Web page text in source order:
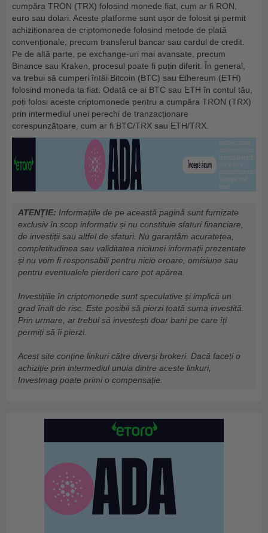
cumpăra TRON (TRX) folosind monede fiat, cum ar fi RON,
euro sau dolari. Aceste platforme sunt ușor de folosit și permit
achiziționarea de criptomonede folosind metode de plată
convenționale, precum transferul bancar sau cardul de credit.
Pe de altă parte, pe exchange-uri mai avansate, precum
Binance sau Kraken, procesul poate fi puțin diferit. În general,
va trebui să cumperi întâi Bitcoin (BTC) sau Ethereum (ETH)
folosind moneda ta fiat. Odată ce ai BTC sau ETH în contul tău,
poți folosi aceste criptomonede pentru a cumpăra TRON (TRX)
prin intermediul unei perechi de tranzacționare
corespunzătoare, cum ar fi BTC/TRX sau ETH/TRX.
ATENȚIE: Informațiile de pe această pagină sunt furnizate
exclusiv în scop informativ și nu constituie sfaturi financiare,
de investiții sau altfel de sfaturi. Nu garantăm acuratețea,
completitudinea sau validitatea niciunei informații prezentate
și nu vom fi responsabili pentru nicio eroare, omisiune sau
pentru eventualele pierderi care pot apărea.
Investițiile în criptomonede sunt speculative și implică un
grad înalt de risc. Este posibil să pierzi toată suma investită.
Prin urmare, ar trebui să investești doar bani pe care îți
permiți să îi pierzi.
Acest site conține linkuri către diverși brokeri. Dacă faceți o
achiziție prin intermediul unuia dintre aceste linkuri,
Investmag poate primi o compensație.